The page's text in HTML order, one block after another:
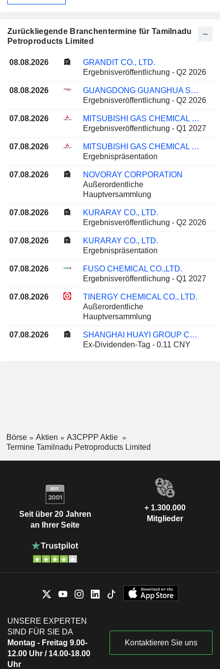
Zurückliegende Branchentermine für Tamilnadu
Petroproducts Limited
08.08.2026
GRANDIT CO., LTD.
Ergebnisveröffentlichung - Q2 2026
08.08.2026
GUANGDONG GUANGHUA SCI-TECH CO., LTD.
Ergebnisveröffentlichung - Q2 2026
07.08.2026
MITSUBISHI GAS CHEMICAL COMPANY, INC.
Ergebnisveröffentlichung - Q1 2027
07.08.2026
MITSUBISHI GAS CHEMICAL COMPANY, INC.
Ergebnispräsentation
07.08.2026
NOVORAY CORPORATION
Außerordentliche
Hauptversammlung
07.08.2026
KURARAY CO., LTD.
Ergebnisveröffentlichung - Q2 2026
07.08.2026
KURARAY CO., LTD.
Ergebnispräsentation
07.08.2026
FUSO CHEMICAL CO.,LTD.
Ergebnisveröffentlichung - Q1 2027
07.08.2026
TINERGY CHEMICAL CO., LTD.
Außerordentliche
Hauptversammlung
07.08.2026
SHANGHAI HUAYI GROUP CORPORATION LIMITED
Ex-Dividenden-Tag - 0.11 CNY
Börse Aktien
A3CPPP Aktie
Termine Tamilnadu Petroproducts Limited
Seit über 20 Jahren
an Ihrer Seite
+ 1.300.000
Mitglieder
UNSERE EXPERTEN
SIND FÜR SIE DA
Montag - Freitag 9.00-
12.00 Uhr / 14.00-18.00
Uhr
Kontaktieren Sie uns